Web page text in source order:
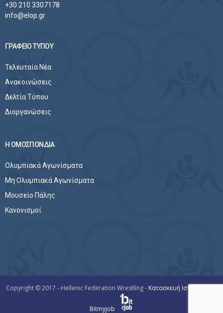
+30 210 3307178
info@elop.gr
ΓΡΑΦΕΙΟ ΤΥΠΟΥ
Τελευταία Νέα
Ανακοινώσεις
Δελτία Τύπου
Διοργανώσεις
Η ΟΜΟΣΠΟΝΔΙΑ
Ολυμπιακά Αγωνίσματα
Μη Ολυμπιακά Αγωνίσματα
Μουσείο Πάλης
Κανονισμοί
Copyright © 2017 - Hellenic Federation Wrestling - Κατασκευή Ιστοσελίδων
Bitmyjob